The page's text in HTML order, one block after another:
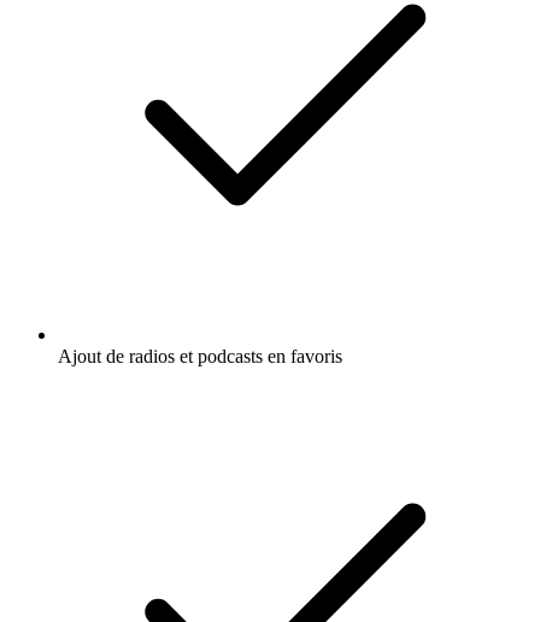
Ajout de radios et podcasts en favoris